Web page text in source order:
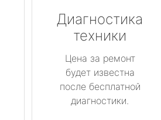
Диагностика
техники
Цена за ремонт
будет известна
после бесплатной
диагностики.